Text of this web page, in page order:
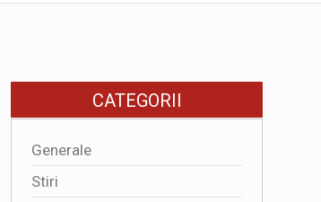
CATEGORII
Generale
Stiri